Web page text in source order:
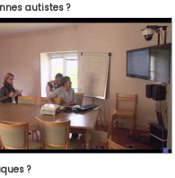
autistes ?
?